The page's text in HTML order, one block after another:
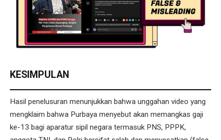
KESIMPULAN
Hasil penelusuran menunjukkan bahwa unggahan video yang
mengklaim bahwa Purbaya menyebut akan memangkas gaji
ke-13 bagi aparatur sipil negara termasuk PNS, PPPK,